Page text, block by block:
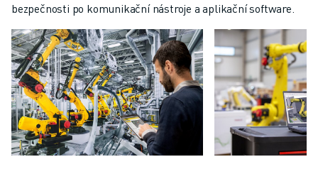
bezpečnosti po komunikační nástroje a aplikační software.